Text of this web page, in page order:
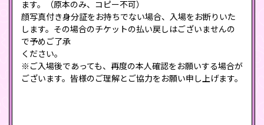
ます。（原本のみ、コピー不可）
顔写真付き⾝分証をお持ちでない場合、⼊場をお断りいた
します。その場合のチケットの払い戻しはございませんの
で予めご了承
ください。
※ご⼊場後であっても、再度の本⼈確認をお願いする場合が
ございます。皆様のご理解とご協⼒をお願い申し上げます。